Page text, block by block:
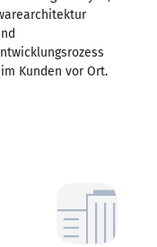
Kunden vor Ort.